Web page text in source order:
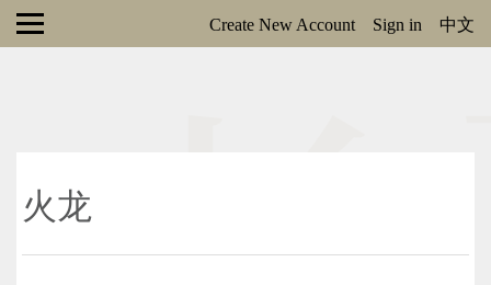
Create New Account Sign in 中文
火龙